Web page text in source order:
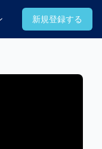
ナーズ)新規登録する